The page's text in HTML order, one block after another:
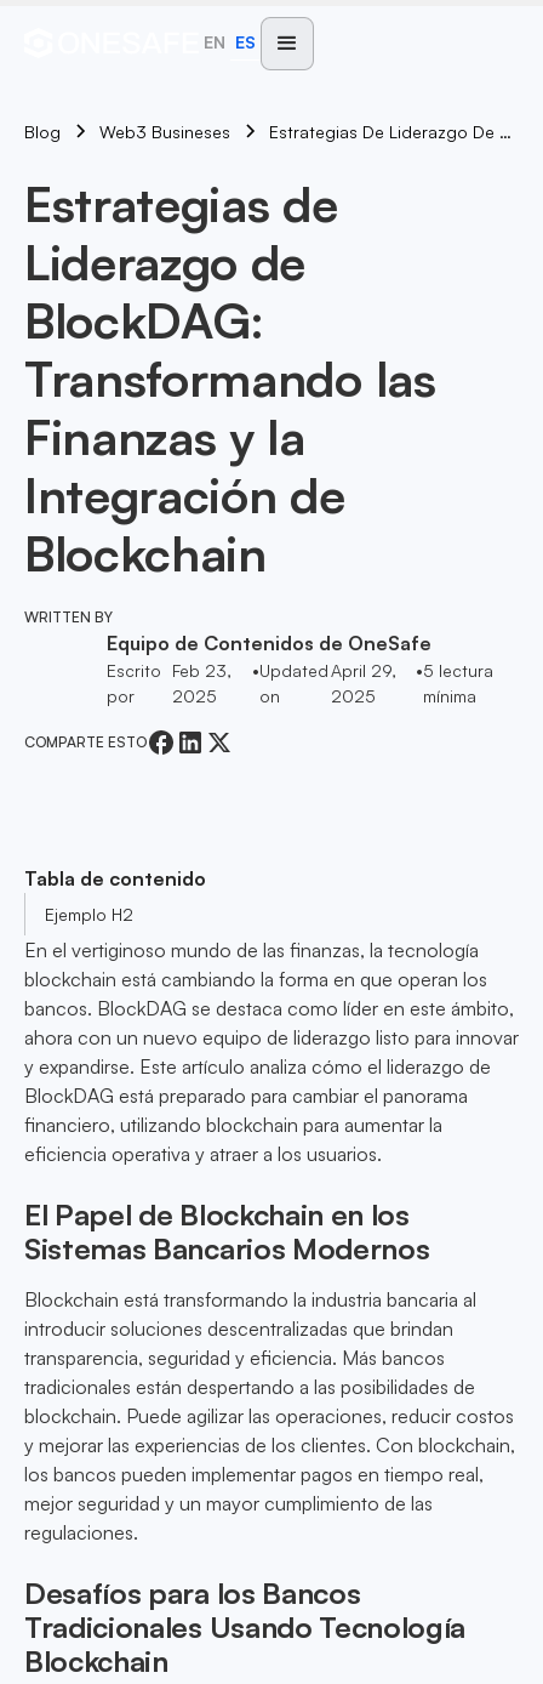
EN ES
Blog Web3 Busineses Estrategias De Liderazgo De BlockDAG: Transformando Las Finanzas Y La Integración De Blockchain
Estrategias de
Liderazgo de
BlockDAG:
Transformando las
Finanzas y la
Integración de
Blockchain
WRITTEN BY
Equipo de Contenidos de OneSafe
Escrito
por
Feb 23,
2025
•Updated
on
April 29,
2025
•5 lectura
mínima
COMPARTE ESTO
Tabla de contenido
Ejemplo H2
En el vertiginoso mundo de las finanzas, la tecnología
blockchain está cambiando la forma en que operan los
bancos. BlockDAG se destaca como líder en este ámbito,
ahora con un nuevo equipo de liderazgo listo para innovar
y expandirse. Este artículo analiza cómo el liderazgo de
BlockDAG está preparado para cambiar el panorama
financiero, utilizando blockchain para aumentar la
eficiencia operativa y atraer a los usuarios.
El Papel de Blockchain en los
Sistemas Bancarios Modernos
Blockchain está transformando la industria bancaria al
introducir soluciones descentralizadas que brindan
transparencia, seguridad y eficiencia. Más bancos
tradicionales están despertando a las posibilidades de
blockchain. Puede agilizar las operaciones, reducir costos
y mejorar las experiencias de los clientes. Con blockchain,
los bancos pueden implementar pagos en tiempo real,
mejor seguridad y un mayor cumplimiento de las
regulaciones.
Desafíos para los Bancos
Tradicionales Usando Tecnología
Blockchain